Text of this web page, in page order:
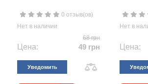
0 отзыв(ов)
Нет в наличии
68 грн
Цена: 49 грн
Уведомить
Нет в
Цена: